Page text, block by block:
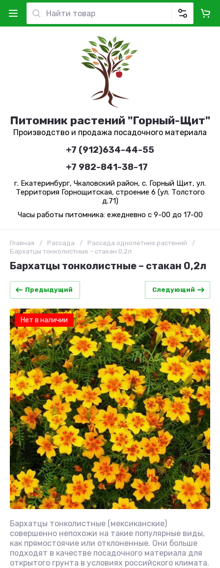
Питомник растений "Горный-Щит"
Производство и продажа посадочного материала
+7 (912)634-44-55
+7 982-841-38-17
г. Екатеринбург, Чкаловский район, с. Горный Щит, ул.
Территория Горнощитская, строение 6 (ул. Толстого
д.71)
Часы работы питомника: ежедневно с 9-00 до 17-00
Главная / Рассада / Рассада однолетних растений
/
Бархатцы тонколистные – стакан 0,2л
Бархатцы тонколистные – стакан 0,2л
Предыдущий Следующий
Нет в наличии
Бархатцы тонколистные (мексиканские)
совершенно непохожи на такие популярные виды,
как прямостоячие или отклоненные. Они больше
подходят в качестве посадочного материала для
открытого грунта в условиях российского климата.